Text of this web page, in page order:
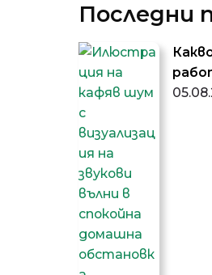
Последни